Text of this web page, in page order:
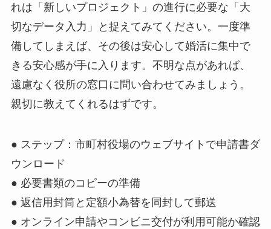
れは「新しいプロジェクト」の進行に必要な「大
切なデータ入力」と捉えてみてください。一度準
備してしまえば、その後は安心して婚活に集中で
きる安心感が手に入ります。不明な点があれば、
遠慮なく役所の窓口に問い合わせてみましょう。
親切に教えてくれるはずです。
● ステップ：市町村役場のウェブサイトで申請書ダ
ウンロード
● 必要書類のコピーの準備
● 返信用封筒と定額小為替を同封して郵送
● オンライン申請やコンビニ交付が利用可能か確認